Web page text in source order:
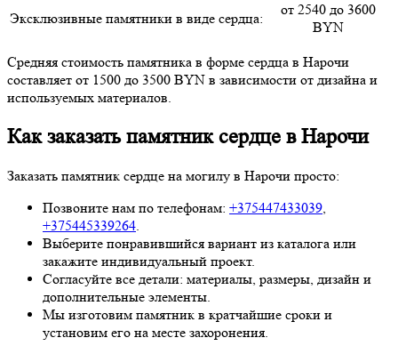
Эксклюзивные памятники в виде сердца:
от 2540 до 3600
BYN
Средняя стоимость памятника в форме сердца в Нарочи
составляет от 1500 до 3500 BYN в зависимости от дизайна и
используемых материалов.
Как заказать памятник сердце в Нарочи
Заказать памятник сердце на могилу в Нарочи просто:
Позвоните нам по телефонам: +375447433039,
+375445339264.
Выберите понравившийся вариант из каталога или
закажите индивидуальный проект.
Согласуйте все детали: материалы, размеры, дизайн и
дополнительные элементы.
Мы изготовим памятник в кратчайшие сроки и
установим его на месте захоронения.